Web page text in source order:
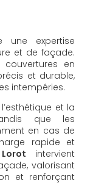
une expertise
et de façade.
en
et durable,
intempéries.
et la
que les
en cas de
rapide et
intervient
valorisant
et renforçant